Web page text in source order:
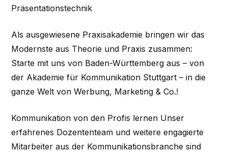
Präsentationstechnik
Als ausgewiesene Praxisakademie bringen wir das
Modernste aus Theorie und Praxis zusammen:
Starte mit uns von Baden-Württemberg aus – von
der Akademie für Kommunikation Stuttgart – in die
ganze Welt von Werbung, Marketing & Co.!
Kommunikation von den Profis lernen Unser
erfahrenes Dozententeam und weitere engagierte
Mitarbeiter aus der Kommunikationsbranche sind